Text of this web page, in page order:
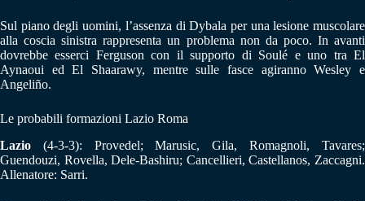
Sul piano degli uomini, l’assenza di Dybala per una lesione muscolare
alla coscia sinistra rappresenta un problema non da poco. In avanti
dovrebbe esserci Ferguson con il supporto di Soulé e uno tra El
Aynaoui ed El Shaarawy, mentre sulle fasce agiranno Wesley e
Angeliño.
Le probabili formazioni Lazio Roma
Lazio (4-3-3): Provedel; Marusic, Gila, Romagnoli, Tavares;
Guendouzi, Rovella, Dele-Bashiru; Cancellieri, Castellanos, Zaccagni.
Allenatore: Sarri.